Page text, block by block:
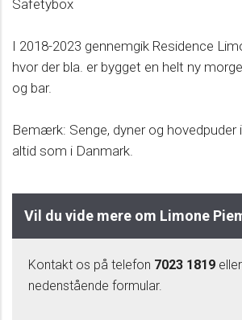
Safetybox
I 2018-2023 gennemgik Residence
hvor der bla. er bygget en helt ny
og bar.
Bemærk: Senge, dyner og hovedpuder
altid som i Danmark.
Vil du vide mere om Limone
Kontakt os på telefon 7023 1819
nedenstående formular.